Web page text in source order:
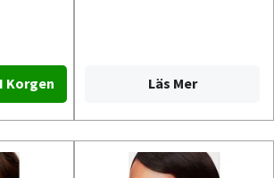
Läs Mer